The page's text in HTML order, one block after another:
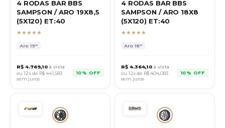
4 RODAS BAR BBS
SAMPSON / ARO 19X8,5
(5X120) ET:40
★★★★★
Aro19"
R$ 4.769,10 à vista
ou 12x de R$441,583
sem juros
10% OFF
4 RODAS BAR BBS
SAMPSON / ARO 18X8
(5X120) ET:40
★★★★★
Aro18"
R$ 4.364,10 à vista
ou 12x de R$404,083
sem juros
10% OFF